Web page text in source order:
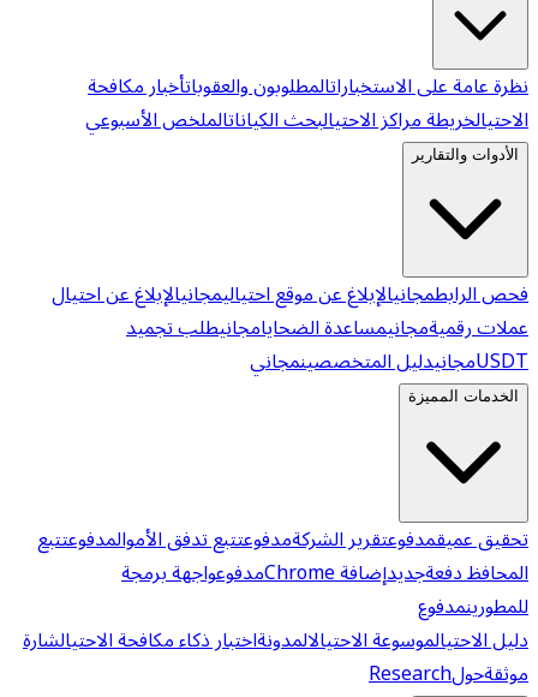
نظرة عامة على الاستخباراتالمطلوبون والعقوباتأخبار مكافحة
الاحتيالخريطة مراكز الاحتيالبحث الكياناتالملخص الأسبوعي
الأدوات والتقارير
فحص الرابطمجانيالإبلاغ عن موقع احتياليمجانيالإبلاغ عن احتيال
عملات رقميةمجانيمساعدة الضحايامجانيطلب تجميد
USDTمجانيدليل المتخصصينمجاني
الخدمات المميزة
تحقيق عميقمدفوعتقرير الشركةمدفوعتتبع تدفق الأموالمدفوعتتبع
المحافظ دفعةجديدإضافة Chrome مدفوعواجهة برمجة
للمطورينمدفوع
دليل الاحتيالموسوعة الاحتيالالمدونةاختبار ذكاء مكافحة الاحتيالشارة
موثقةحولResearch